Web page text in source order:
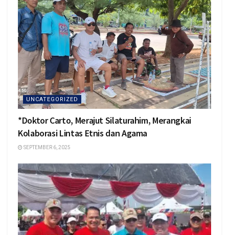
UNCATEGORIZED
*Doktor Carto, Merajut Silaturahim, Merangkai
Kolaborasi Lintas Etnis dan Agama
SEPTEMBER 6, 2025